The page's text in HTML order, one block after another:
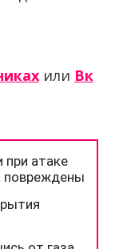
или Вк